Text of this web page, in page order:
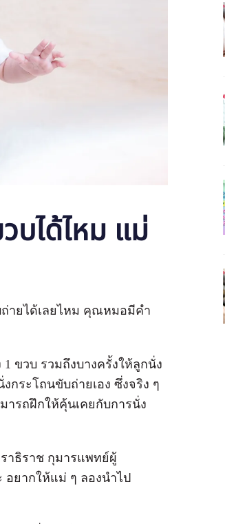
บได้ไหม แม่
ถ่ายได้เลยไหม คุณหมอมีคำ
ขวบ รวมถึงบางครั้งให้ลูกนั่ง
กระโถนขับถ่ายเอง ซึ่งจริง ๆ
ารถฝึกให้คุ้นเคยกับการนั่ง
าธิราช กุมารแพทย์ผู้
ยากให้แม่ ๆ ลองนำไป